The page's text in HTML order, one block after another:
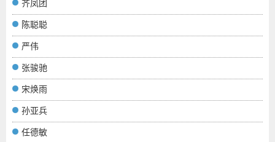
齐凤团
陈聪聪
严伟
张骏驰
宋焕雨
孙亚兵
任德敏